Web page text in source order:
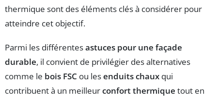
thermique sont des éléments clés à considérer pour
atteindre cet objectif.
Parmi les différentesastuces pour une façade
durable, il convient de privilégier des alternatives
comme le bois FSC ou lesenduits chaux qui
contribuent à un meilleurconfort thermique tout en